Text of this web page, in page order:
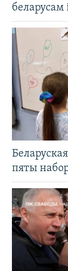
беларусам
пяты